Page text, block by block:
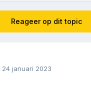
Reageer op dit topic
24 januari 2023